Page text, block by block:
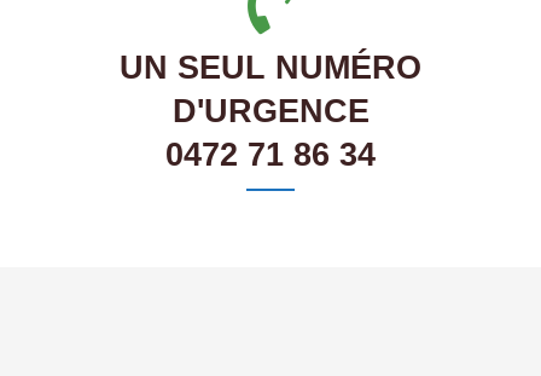
UN SEUL NUMÉRO
D'URGENCE
0472 71 86 34